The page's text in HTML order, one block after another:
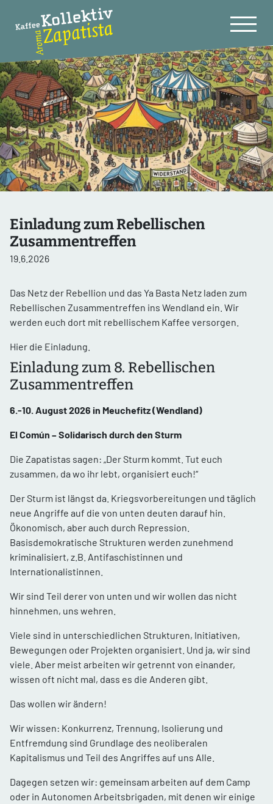
Einladung zum Rebellischen
Zusammentreffen
19.6.2026
Das Netz der Rebellion und das Ya Basta Netz laden zum
Rebellischen Zusammentreffen ins Wendland ein. Wir
werden euch dort mit rebellischem Kaffee versorgen.
Hier die Einladung.
Einladung zum 8. Rebellischen
Zusammentreffen
6.-10. August 2026 in Meuchefitz (Wendland)
El Común – Solidarisch durch den Sturm
Die Zapatistas sagen: „Der Sturm kommt. Tut euch
zusammen, da wo ihr lebt, organisiert euch!“
Der Sturm ist längst da. Kriegsvorbereitungen und täglich
neue Angriffe auf die von unten deuten darauf hin.
Ökonomisch, aber auch durch Repression.
Basisdemokratische Strukturen werden zunehmend
kriminalisiert, z.B. Antifaschistinnen und
Internationalistinnen.
Wir sind Teil derer von unten und wir wollen das nicht
hinnehmen, uns wehren.
Viele sind in unterschiedlichen Strukturen, Initiativen,
Bewegungen oder Projekten organisiert. Und ja, wir sind
viele. Aber meist arbeiten wir getrennt von einander,
wissen oft nicht mal, dass es die Anderen gibt.
Das wollen wir ändern!
Wir wissen: Konkurrenz, Trennung, Isolierung und
Entfremdung sind Grundlage des neoliberalen
Kapitalismus und Teil des Angriffes auf uns Alle.
Dagegen setzen wir: gemeinsam arbeiten auf dem Camp
oder in Autonomen Arbeitsbrigaden, mit denen wir einige